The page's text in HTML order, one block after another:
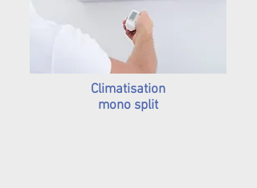
Climatisation
mono split